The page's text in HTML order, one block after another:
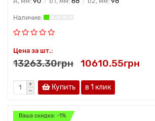
Цена за шт.:
13263.30грн 10610.55грн
Купить в 1 клик
Ваша скидка: -1%